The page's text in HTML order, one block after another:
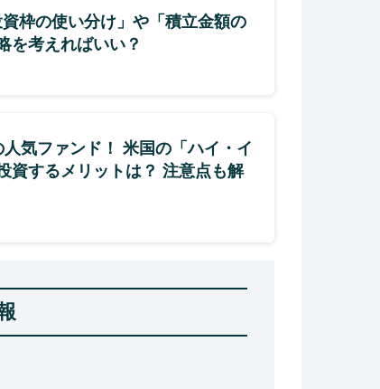
枠の使い分け」や「積立金額の
を考えればいい？
気ファンド！ 米国の「ハイ・イ
資するメリットは？ 注意点も解